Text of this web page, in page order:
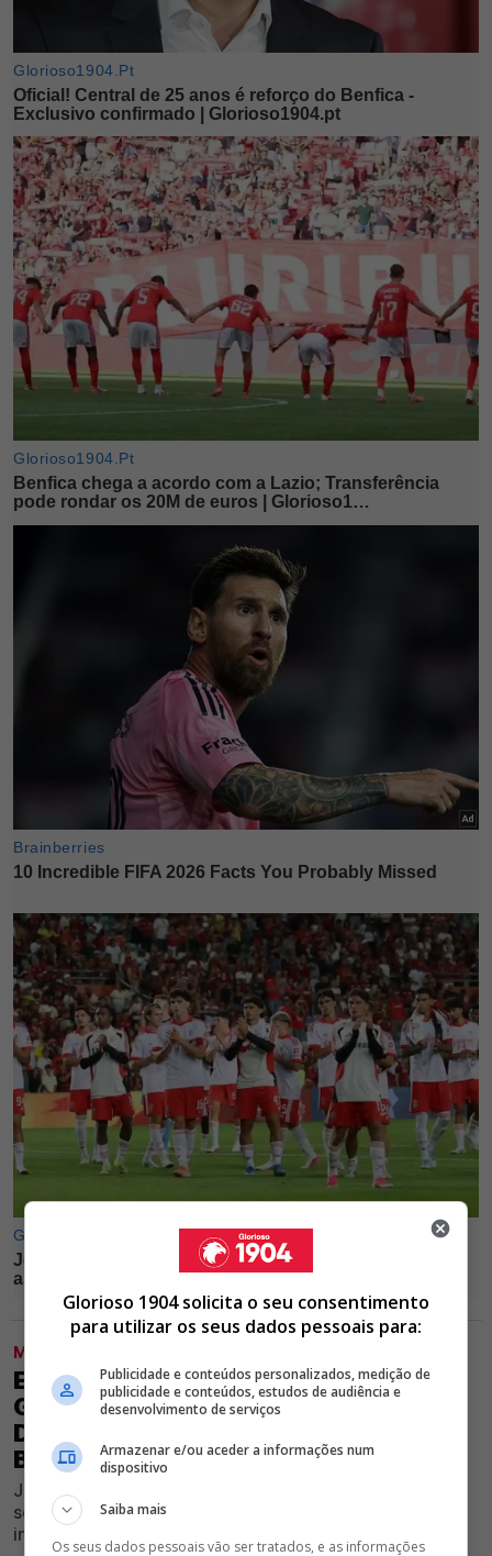
MODALIDADES
EXCLUSIVO GLORIOSO 1904 -
GOLEADOR DO BARCELONA FOI
DISPENSADO E ESTÁ LIVRE, MAS
BENFICA NÃO O QUER
Jogador foi associado ao Clube encarnado nas redes
sociais, porém Edu Castro não pretende avançar pelo
internacional espanhol
Glorioso 1904 solicita o seu consentimento
para utilizar os seus dados pessoais para:
Publicidade e conteúdos personalizados, medição de
publicidade e conteúdos, estudos de audiência e
desenvolvimento de serviços
Armazenar e/ou aceder a informações num
dispositivo
Saiba mais
Os seus dados pessoais vão ser tratados, e as informações